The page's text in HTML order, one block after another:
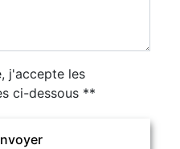
j'accepte les
ci-dessous **